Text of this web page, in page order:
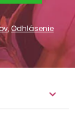
,Odhlásenie